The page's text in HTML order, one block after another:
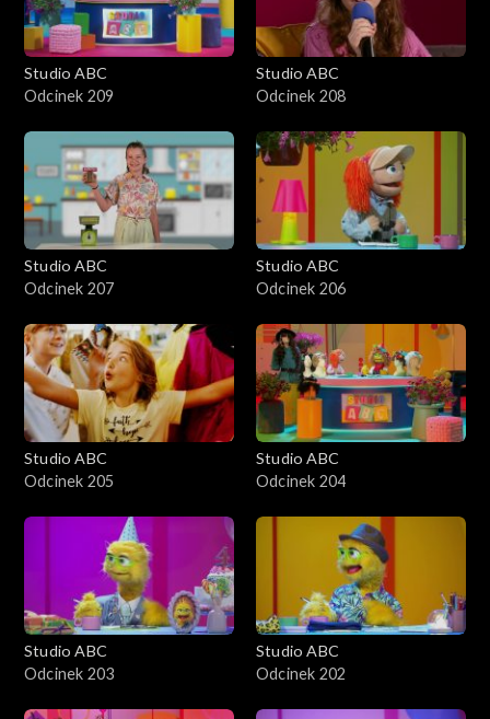
Studio ABC
Odcinek 209
Studio ABC
Odcinek 208
Studio ABC
Odcinek 207
Studio ABC
Odcinek 206
Studio ABC
Odcinek 205
Studio ABC
Odcinek 204
Studio ABC
Odcinek 203
Studio ABC
Odcinek 202